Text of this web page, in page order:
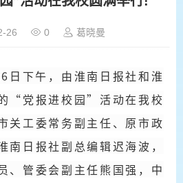
26 0 葛晓曼
日下午，由淮南日报社和淮
“党报进校园”活动在我校
关工委常务副主任、原市政
南日报社副总编辑迟海波，
、管委会副主任熊国强，中